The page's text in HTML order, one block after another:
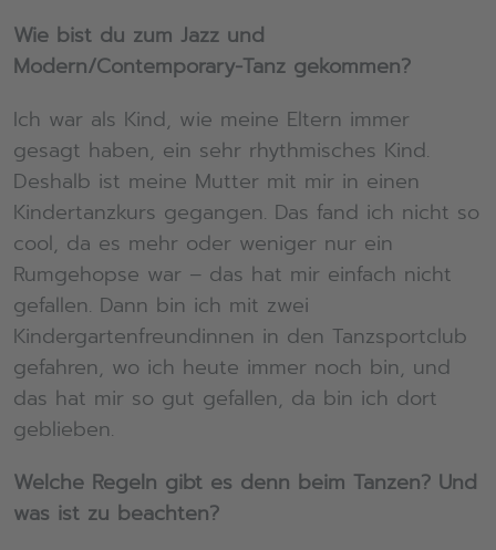
Wie bist du zum Jazz und
Modern/Contemporary-Tanz gekommen?
Ich war als Kind, wie meine Eltern immer
gesagt haben, ein sehr rhythmisches Kind.
Deshalb ist meine Mutter mit mir in einen
Kindertanzkurs gegangen. Das fand ich nicht so
cool, da es mehr oder weniger nur ein
Rumgehopse war – das hat mir einfach nicht
gefallen. Dann bin ich mit zwei
Kindergartenfreundinnen in den Tanzsportclub
gefahren, wo ich heute immer noch bin, und
das hat mir so gut gefallen, da bin ich dort
geblieben.
Welche Regeln gibt es denn beim Tanzen? Und
was ist zu beachten?